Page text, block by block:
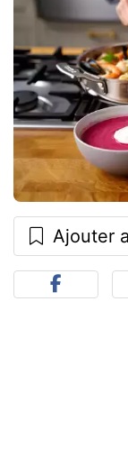
Ajouter